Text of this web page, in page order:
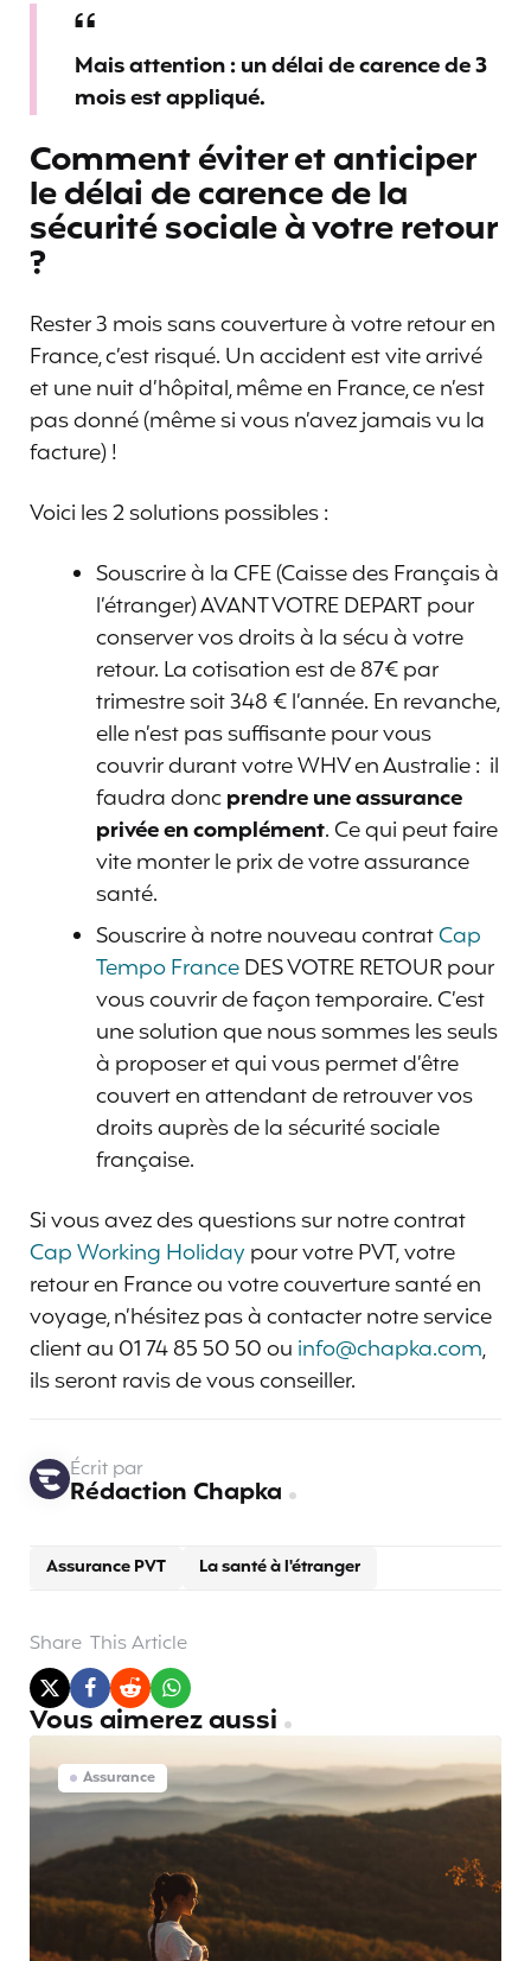
Mais attention : un délai de carence de 3
mois est appliqué.
Comment éviter et anticiper
le délai de carence de la
sécurité sociale à votre retour
?
Rester 3 mois sans couverture à votre retour en
France, c’est risqué. Un accident est vite arrivé
et une nuit d’hôpital, même en France, ce n’est
pas donné (même si vous n’avez jamais vu la
facture) !
Voici les 2 solutions possibles :
Souscrire à la CFE (Caisse des Français à
l’étranger) AVANT VOTRE DEPART pour
conserver vos droits à la sécu à votre
retour. La cotisation est de 87€ par
trimestre soit 348 € l’année. En revanche,
elle n’est pas suffisante pour vous
couvrir durant votre WHV en Australie : il
faudra doncprendre une assurance
privée en complément. Ce qui peut faire
vite monter le prix de votre assurance
santé.
Souscrire à notre nouveau contratCap
Tempo FranceDES VOTRE RETOUR pour
vous couvrir de façon temporaire. C’est
une solution que nous sommes les seuls
à proposer et qui vous permet d’être
couvert en attendant de retrouver vos
droits auprès de la sécurité sociale
française.
Si vous avez des questions sur notre contrat
Cap Working Holiday pour votre PVT, votre
retour en France ou votre couverture santé en
voyage, n’hésitez pas à contacter notre service
client au 01 74 85 50 50 ou info@chapka.com,
ils seront ravis de vous conseiller.
Assurance PVT La santé à l'étranger
Écrit par
Rédaction Chapka
Share This Article
Vous aimerez aussi
Assurance